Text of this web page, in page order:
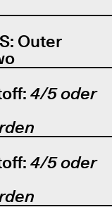
Outer
4/5 oder
4/5 oder